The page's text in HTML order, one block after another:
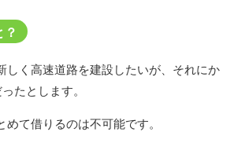
？
しく高速道路を建設したいが、それにか
たとします。
めて借りるのは不可能です。